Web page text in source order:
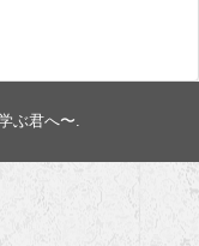
ぶ君へ〜